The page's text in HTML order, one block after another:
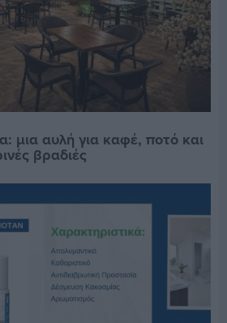
μια αυλή για καφέ, ποτό και
βραδιές